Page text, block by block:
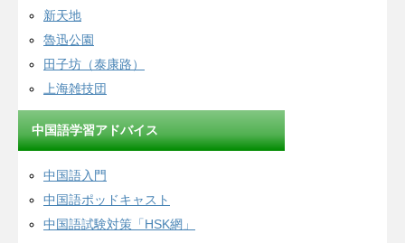
新天地
魯迅公園
田子坊（泰康路）
上海雑技団
中国語学習アドバイス
中国語入門
中国語ポッドキャスト
中国語試験対策「HSK網」